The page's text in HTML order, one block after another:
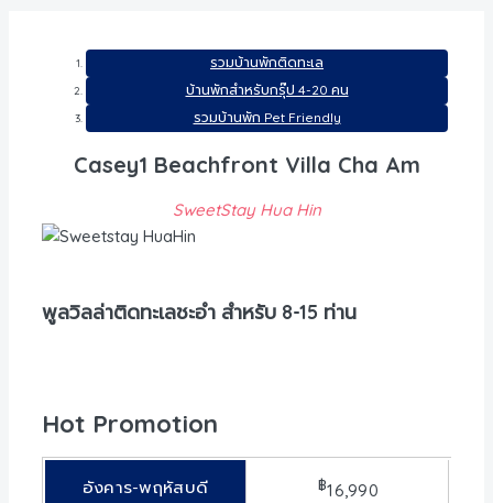
รวมบ้านพักติดทะเล
บ้านพักสำหรับกรุ๊ป 4-20 คน
รวมบ้านพัก Pet Friendly
Casey1 Beachfront Villa Cha Am
SweetStay Hua Hin
พูลวิลล่าติดทะเลชะอำ สำหรับ 8-15 ท่าน
Hot Promotion
อังคาร-พฤหัสบดี ฿16,990